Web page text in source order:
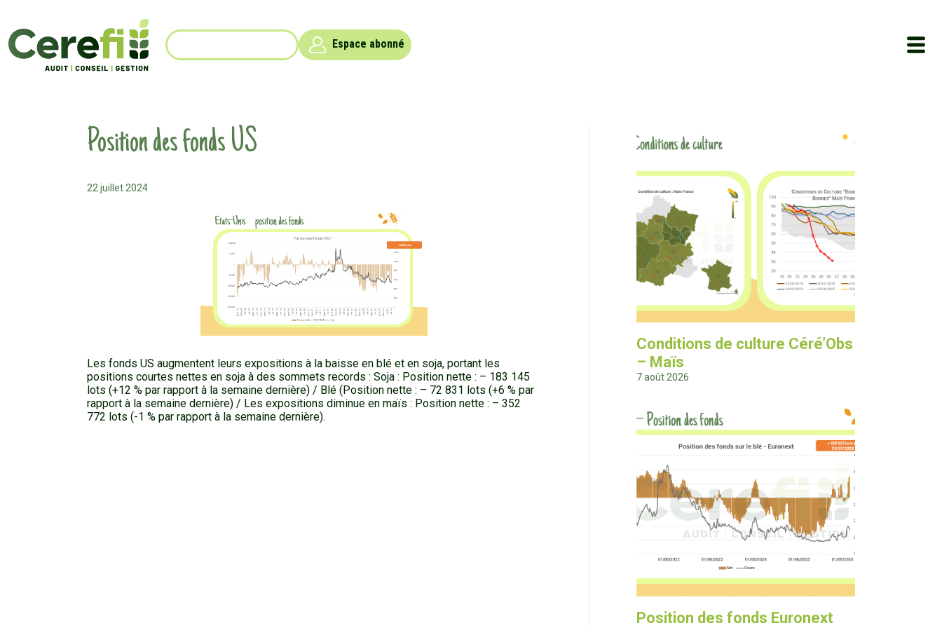
Espace abonné
Position des fonds US
22 juillet 2024
Les fonds US augmentent leurs expositions à la baisse en blé et en soja, portant les
positions courtes nettes en soja à des sommets records : Soja : Position nette : – 183 145
lots (+12 % par rapport à la semaine dernière) / Blé (Position nette : – 72 831 lots (+6 % par
rapport à la semaine dernière) / Les expositions diminue en maïs : Position nette : – 352
772 lots (-1 % par rapport à la semaine dernière).
Conditions de culture Céré’Obs
– Maïs
7 août 2026
Position des fonds Euronext